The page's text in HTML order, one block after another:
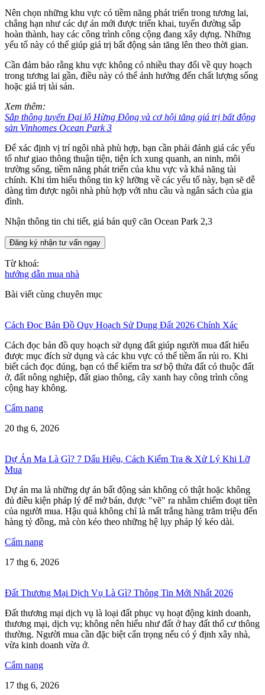
Nên chọn những khu vực có tiềm năng phát triển trong tương lai,
chẳng hạn như các dự án mới được triển khai, tuyến đường sắp
hoàn thành, hay các công trình công cộng đang xây dựng. Những
yếu tố này có thể giúp giá trị bất động sản tăng lên theo thời gian.
Cần đảm bảo rằng khu vực không có nhiều thay đổi về quy hoạch
trong tương lai gần, điều này có thể ảnh hưởng đến chất lượng sống
hoặc giá trị tài sản.
Xem thêm:
Sắp thông tuyến Đại lộ Hừng Đông và cơ hội tăng giá trị bất động
sản Vinhomes Ocean Park 3
Để xác định vị trí ngôi nhà phù hợp, bạn cần phải đánh giá các yếu
tố như giao thông thuận tiện, tiện ích xung quanh, an ninh, môi
trường sống, tiềm năng phát triển của khu vực và khả năng tài
chính. Khi tìm hiểu thông tin kỹ lưỡng về các yếu tố này, bạn sẽ dễ
dàng tìm được ngôi nhà phù hợp với nhu cầu và ngân sách của gia
đình.
Nhận thông tin chi tiết, giá bán quỹ căn Ocean Park 2,3
Đăng ký nhận tư vấn ngay
Từ khoá:
hướng dẫn mua nhà
Bài viết cùng chuyên mục
Cách Đọc Bản Đồ Quy Hoạch Sử Dụng Đất 2026 Chính Xác
Cách đọc bản đồ quy hoạch sử dụng đất giúp người mua đất hiểu
được mục đích sử dụng và các khu vực có thể tiềm ẩn rủi ro. Khi
biết cách đọc đúng, bạn có thể kiểm tra sơ bộ thửa đất có thuộc đất
ở, đất nông nghiệp, đất giao thông, cây xanh hay công trình công
cộng hay không.
Cẩm nang
20 thg 6, 2026
Dự Án Ma Là Gì? 7 Dấu Hiệu, Cách Kiểm Tra & Xử Lý Khi Lỡ
Mua
Dự án ma là những dự án bất động sản không có thật hoặc không
đủ điều kiện pháp lý để mở bán, được "vẽ" ra nhằm chiếm đoạt tiền
của người mua. Hậu quả không chỉ là mất trắng hàng trăm triệu đến
hàng tỷ đồng, mà còn kéo theo những hệ lụy pháp lý kéo dài.
Cẩm nang
17 thg 6, 2026
Đất Thương Mại Dịch Vụ Là Gì? Thông Tin Mới Nhất 2026
Đất thương mại dịch vụ là loại đất phục vụ hoạt động kinh doanh,
thương mại, dịch vụ; không nên hiểu như đất ở hay đất thổ cư thông
thường. Người mua cần đặc biệt cẩn trọng nếu có ý định xây nhà,
vừa kinh doanh vừa ở.
Cẩm nang
17 thg 6, 2026